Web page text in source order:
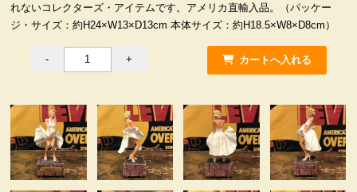
れないコレクターズ・アイテムです。アメリカ直輸入品。（パッケー
ジ・サイズ：約H24×W13×D13cm 本体サイズ：約H18.5×W8×D8cm）